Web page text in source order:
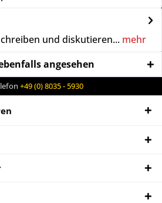
und diskutieren... mehr
angesehen
+49 (0) 8035 - 5930